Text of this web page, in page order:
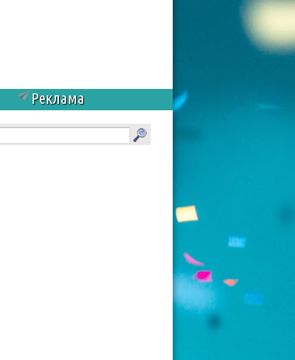
Реклама